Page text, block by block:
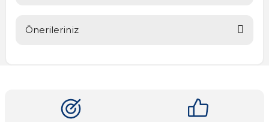
Önerileriniz
Görüş ve önerileriniz için teşekkür ederiz.